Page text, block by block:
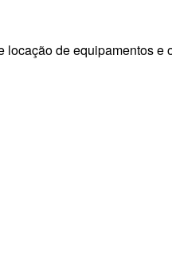
locação de equipamentos